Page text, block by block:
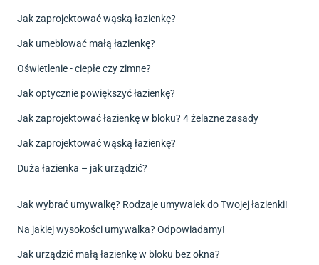
Jak zaprojektować wąską łazienkę?
Jak umeblować małą łazienkę?
Oświetlenie - ciepłe czy zimne?
Jak optycznie powiększyć łazienkę?
Jak zaprojektować łazienkę w bloku? 4 żelazne zasady
Jak zaprojektować wąską łazienkę?
Duża łazienka – jak urządzić?
Jak wybrać umywalkę? Rodzaje umywalek do Twojej łazienki!
Na jakiej wysokości umywalka? Odpowiadamy!
Jak urządzić małą łazienkę w bloku bez okna?